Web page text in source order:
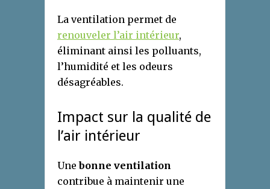
La ventilation permet de
renouveler l’air intérieur,
éliminant ainsi les polluants,
l’humidité et les odeurs
désagréables.
Impact sur la qualité de
l’air intérieur
Unebonne ventilation
contribue à maintenir une